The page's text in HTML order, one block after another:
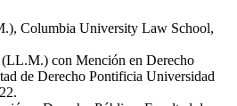
Columbia University Law School,
con Mención en Derecho
de Derecho Pontificia Universidad